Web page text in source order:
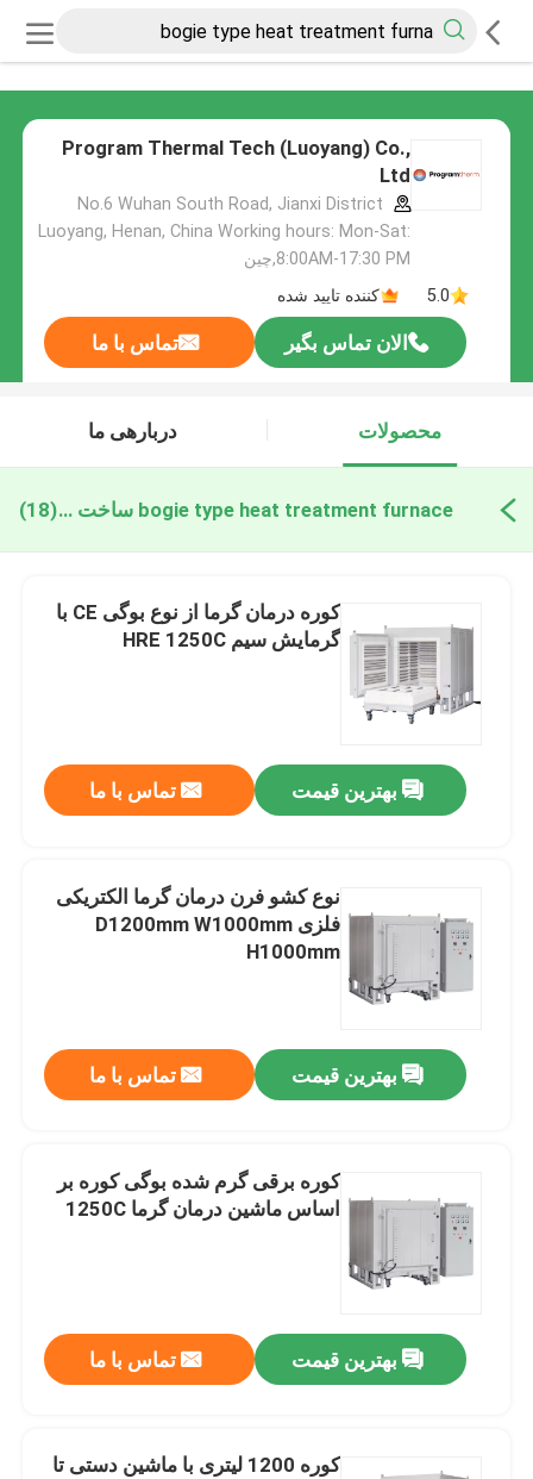
Program Thermal Tech (Luoyang) Co.,
Ltd
No.6 Wuhan South Road, Jianxi District
Luoyang, Henan, China Working hours: Mon-Sat:
8:00AM-17:30 PM,چین
5.0
کننده تایید شده
الان تماس بگیر تماس با ما
محصولات دربارهی ما
bogie type heat treatment furnace ساخت آنلاین(18)
کوره درمان گرما از نوع بوگی CE با
گرمایش سیم HRE 1250C
بهترین قیمت تماس با ما
نوع کشو فرن درمان گرما الکتریکی
فلزی D1200mm W1000mm
H1000mm
بهترین قیمت تماس با ما
کوره برقی گرم شده بوگی کوره بر
اساس ماشین درمان گرما 1250C
بهترین قیمت تماس با ما
کوره 1200 لیتری با ماشین دستی تا